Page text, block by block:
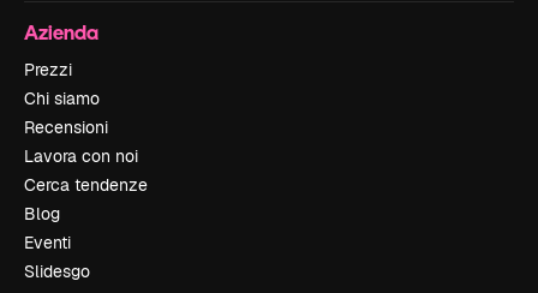
Azienda
Prezzi
Chi siamo
Recensioni
Lavora con noi
Cerca tendenze
Blog
Eventi
Slidesgo